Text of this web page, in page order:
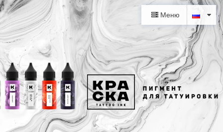
Меню